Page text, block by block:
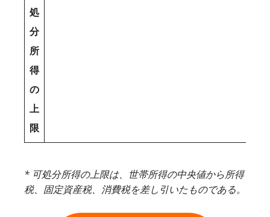
処
分
所
得
の
上
限
* 可処分所得の上限は、世帯所得の中央値から所得
税、固定資産税、消費税を差し引いたものである。